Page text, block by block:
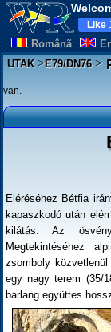
Românã
Like
UTAK>E79/DN76>
van.
Eléréséhez Bétfia
kapaszkodó után
kilátás. Az
Megtekintéséhez
zsomboly
egy nagy terem (35/
barlang együttes